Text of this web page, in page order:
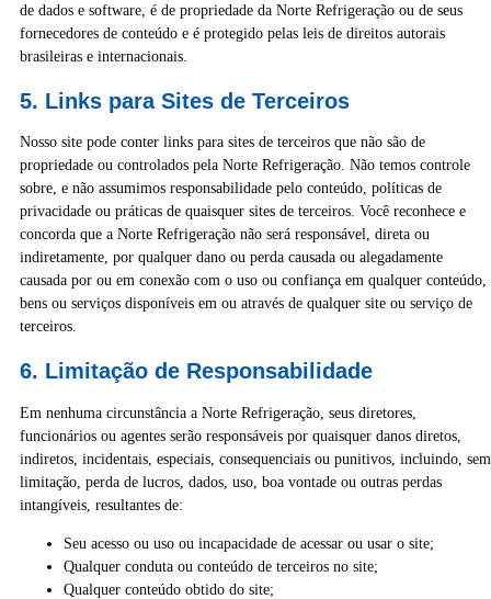
de dados e software, é de propriedade da Norte Refrigeração ou de seus
fornecedores de conteúdo e é protegido pelas leis de direitos autorais
brasileiras e internacionais.
5. Links para Sites de Terceiros
Nosso site pode conter links para sites de terceiros que não são de
propriedade ou controlados pela Norte Refrigeração. Não temos controle
sobre, e não assumimos responsabilidade pelo conteúdo, políticas de
privacidade ou práticas de quaisquer sites de terceiros. Você reconhece e
concorda que a Norte Refrigeração não será responsável, direta ou
indiretamente, por qualquer dano ou perda causada ou alegadamente
causada por ou em conexão com o uso ou confiança em qualquer conteúdo,
bens ou serviços disponíveis em ou através de qualquer site ou serviço de
terceiros.
6. Limitação de Responsabilidade
Em nenhuma circunstância a Norte Refrigeração, seus diretores,
funcionários ou agentes serão responsáveis por quaisquer danos diretos,
indiretos, incidentais, especiais, consequenciais ou punitivos, incluindo, sem
limitação, perda de lucros, dados, uso, boa vontade ou outras perdas
intangíveis, resultantes de:
Seu acesso ou uso ou incapacidade de acessar ou usar o site;
Qualquer conduta ou conteúdo de terceiros no site;
Qualquer conteúdo obtido do site;